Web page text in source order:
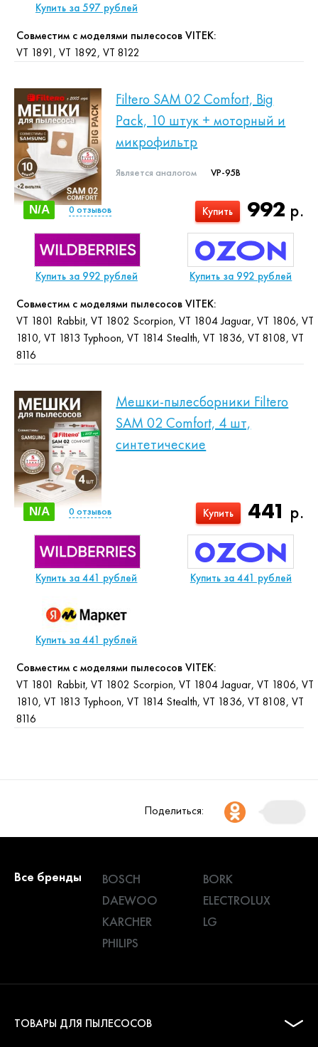
Купить за 597 рублей
Совместим с моделями пылесосов VITEK:
VT 1891, VT 1892, VT 8122
Filtero SAM 02 Comfort, Big
Pack, 10 штук + моторный и
микрофильтр
Является аналогом VP-95B
992 р.
Купить
N/A 0отзывов
Купить за 992 рублей Купить за 992 рублей
Совместим с моделями пылесосов VITEK:
VT 1801 Rabbit, VT 1802 Scorpion, VT 1804 Jaguar, VT 1806, VT
1810, VT 1813 Typhoon, VT 1814 Stealth, VT 1836, VT 8108, VT
8116
Мешки-пылесборники Filtero
SAM 02 Comfort, 4 шт,
синтетические
441 р.
Купить
N/A 0 отзывов
Купить за 441 рублей Купить за 441 рублей
Купить за 441 рублей
Совместим с моделями пылесосов VITEK:
VT 1801 Rabbit, VT 1802 Scorpion, VT 1804 Jaguar, VT 1806, VT
1810, VT 1813 Typhoon, VT 1814 Stealth, VT 1836, VT 8108, VT
8116
Поделиться:
Все бренды BOSCH
BORK
DAEWOO
ELECTROLUX
KARCHER
LG
PHILIPS
ТОВАРЫ ДЛЯ ПЫЛЕСОСОВ